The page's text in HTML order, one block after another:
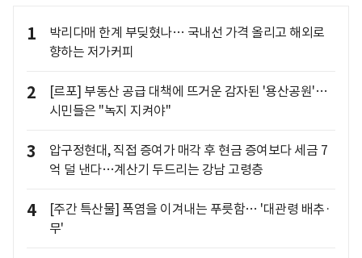
1
박리다매 한계 부딪혔나… 국내선 가격 올리고 해외로
향하는 저가커피
2
[르포] 부동산 공급 대책에 뜨거운 감자된 '용산공원'…
시민들은 "녹지 지켜야"
3
압구정현대, 직접 증여가 매각 후 현금 증여보다 세금 7
억 덜 낸다…계산기 두드리는 강남 고령층
4
[주간 특산물] 폭염을 이겨내는 푸릇함… '대관령 배추·
무'